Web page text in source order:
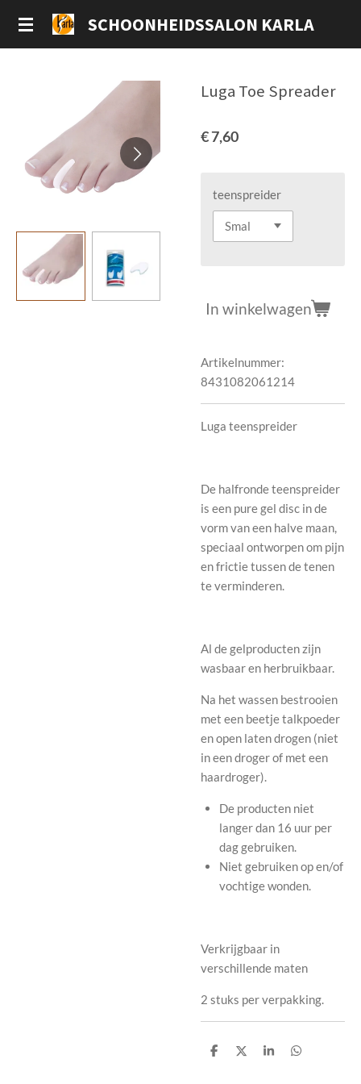
Ga
direct
SCHOONHEIDSSALON KARLA
Luga Toe Spreader
€ 7,60
teenspreider
In winkelwagen
Artikelnummer:
8431082061214
Luga teenspreider
De halfronde teenspreider
is een pure gel disc in de
vorm van een halve maan,
speciaal ontworpen om pijn
en frictie tussen de tenen
te verminderen.
Al de gelproducten zijn
wasbaar en herbruikbaar.
Na het wassen bestrooien
met een beetje talkpoeder
en open laten drogen (niet
in een droger of met een
haardroger).
De producten niet
langer dan 16 uur per
dag gebruiken.
Niet gebruiken op en/of
vochtige wonden.
Verkrijgbaar in
verschillende maten
2 stuks per verpakking.
D
D
S
D